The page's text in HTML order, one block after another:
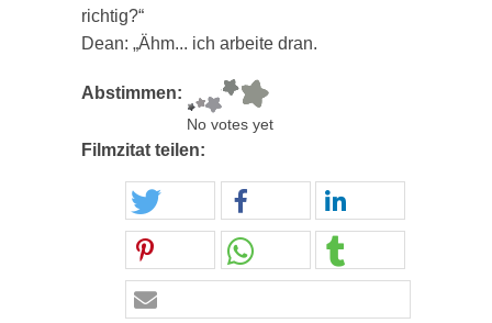
richtig?“
Dean: „Ähm... ich arbeite dran.
Abstimmen:
No votes yet
Filmzitat teilen: